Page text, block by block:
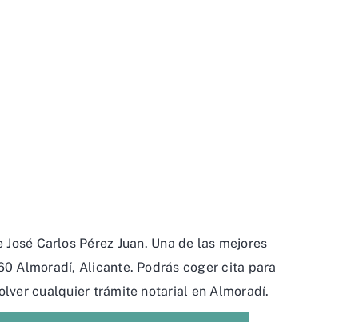
Carlos Pérez Juan. Una de las mejores
Almoradí, Alicante. Podrás coger cita para
cualquier trámite notarial en Almoradí.